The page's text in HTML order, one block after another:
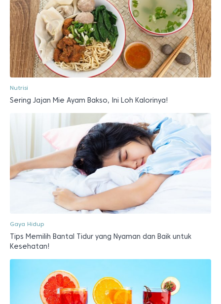
Nutrisi
Sering Jajan Mie Ayam Bakso, Ini Loh Kalorinya!
Gaya Hidup
Tips Memilih Bantal Tidur yang Nyaman dan Baik untuk
Kesehatan!